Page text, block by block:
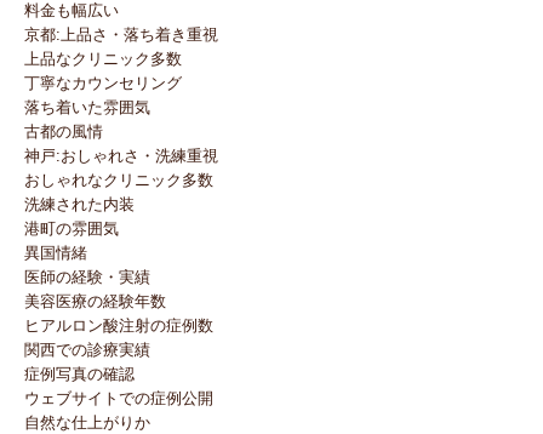
料金も幅広い
京都:上品さ・落ち着き重視
上品なクリニック多数
丁寧なカウンセリング
落ち着いた雰囲気
古都の風情
神戸:おしゃれさ・洗練重視
おしゃれなクリニック多数
洗練された内装
港町の雰囲気
異国情緒
医師の経験・実績
美容医療の経験年数
ヒアルロン酸注射の症例数
関西での診療実績
症例写真の確認
ウェブサイトでの症例公開
自然な仕上がりか